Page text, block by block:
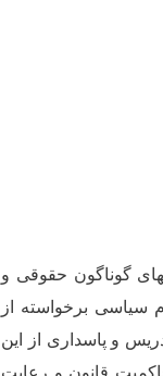
گوناگون حقوقی و
سیاسی برخواسته از
و پاسداری از این
قانون و رعایت